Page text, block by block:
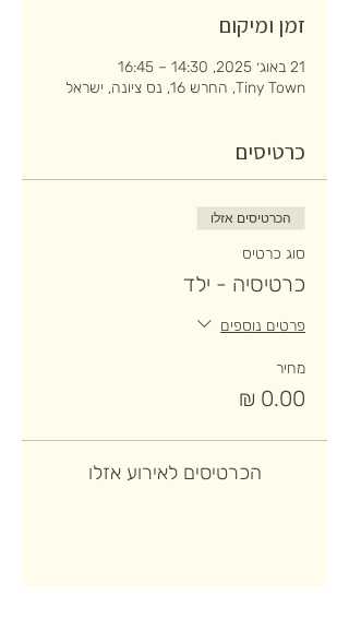
זמן ומיקום
21 באוג׳ 2025, 14:30 – 16:45
Tiny Town, החרש 16, נס ציונה, ישראל
כרטיסים
הכרטיסים אזלו
סוג כרטיס
כרטיסיה - ילד
פרטים נוספים
מחיר
הכרטיסים לאירוע אזלו